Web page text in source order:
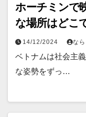
ホーチミンで
な場所はどこ
14/12/2024 なら
ベトナムは社会主
な姿勢をずっ…